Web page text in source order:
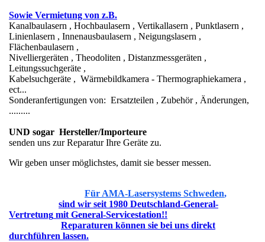
Sowie Vermietung von z.B.
Kanalbaulasern , Hochbaulasern , Vertikallasern , Punktlasern ,
Linienlasern , Innenausbaulasern , Neigungslasern ,
Flächenbaulasern ,
Nivelliergeräten , Theodoliten , Distanzmessgeräten ,
Leitungssuchgeräte ,
Kabelsuchgeräte , Wärmebildkamera - Thermographiekamera ,
ect...
Sonderanfertigungen von: Ersatzteilen , Zubehör , Änderungen,
.........
UND sogar Hersteller/Importeure
senden uns zur Reparatur Ihre Geräte zu.
Wir geben unser möglichstes, damit sie besser messen.
Für AMA-Lasersystems Schweden,
sind wir seit 1980 Deutschland-General-
Vertretung mit General-Servicestation!!
Reparaturen können sie bei uns direkt
durchführen lassen.